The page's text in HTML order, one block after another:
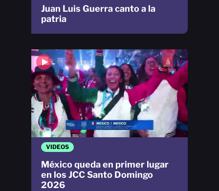
VIDEOS
México queda en primer lugar
en los JCC Santo Domingo
2026
Juan Luis Guerra canto a la
patria